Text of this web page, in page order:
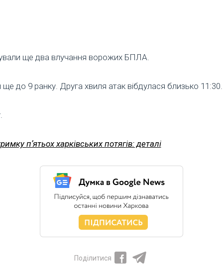
ще два влучання ворожих БПЛА.
до 9 ранку. Друга хвиля атак вібдулася близько 11:30.
пʼятьох харківських потягів: деталі
Поділитися